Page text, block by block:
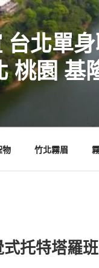
北單
桃園 基
物 竹北霧眉
托特塔羅